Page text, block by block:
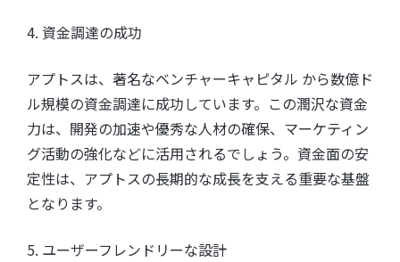
4. 資金調達の成功
アプトスは、著名なベンチャーキャピタル から数億ド
ル規模の資金調達に成功しています。この潤沢な資金
力は、開発の加速や優秀な人材の確保、マーケティン
グ活動の強化などに活用されるでしょう。資金面の安
定性は、アプトスの長期的な成長を支える重要な基盤
となります。
5. ユーザーフレンドリーな設計